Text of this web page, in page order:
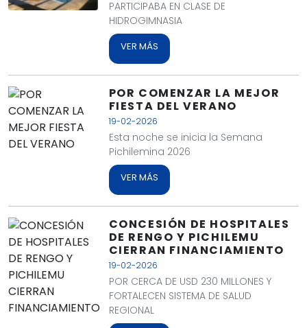
PARTICIPABA EN CLASE DE
HIDROGIMNASIA
VER MÁS
POR COMENZAR LA MEJOR
FIESTA DEL VERANO
19-02-2026
Esta noche se inicia la Semana
Pichilemina 2026
VER MÁS
CONCESIÓN DE HOSPITALES
DE RENGO Y PICHILEMU
CIERRAN FINANCIAMIENTO
19-02-2026
POR CERCA DE USD 230 MILLONES Y
FORTALECEN SISTEMA DE SALUD
REGIONAL